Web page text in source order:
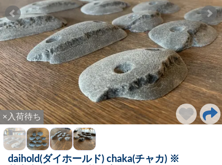
×入荷待ち
daihold(ダイホールド) chaka(チャカ) ※